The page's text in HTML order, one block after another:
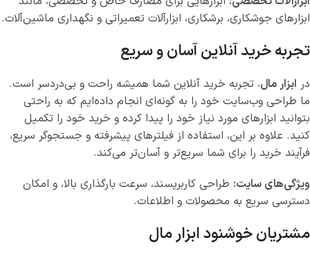
ابزارهای جوشکاری، برشکاری، ابزارآلات تعمیراتی و نگهداری ماشین‌آلات.
تجربه خرید آنلاین آسان و سریع
در ابزار مال، تجربه خرید آنلاین شما همیشه راحت و بی‌دردسر است.
ما طراحی وب‌سایت خود را به گونه‌ای انجام داده‌ایم که به راحتی
بتوانید ابزارهای مورد نیاز خود را پیدا کرده و خرید خود را تکمیل
کنید. علاوه بر این، استفاده از فیلترهای پیشرفته و جستجوگر سریع،
فرآیند خرید را برای شما سریع‌تر و آسان‌تر می‌کند.
ویژگی‌های سایت: طراحی کاربرپسند، سرعت بارگذاری بالا، و امکان
دسترسی سریع به محصولات و اطلاعات.
مشتریان خوشنود ابزار مال